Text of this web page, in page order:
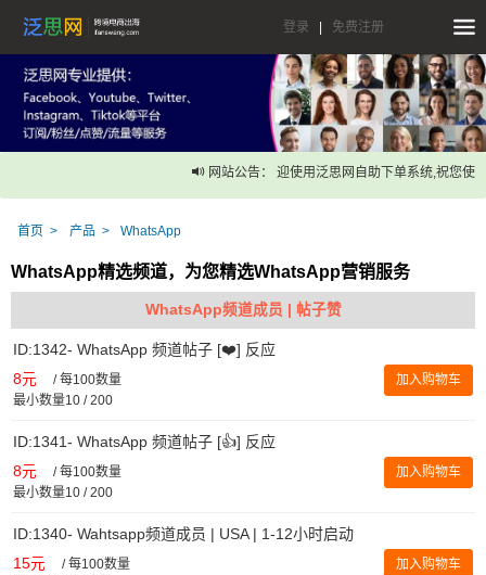
登录 免费注册
网站公告： 迎使用泛思网自助下单系统,祝您使用
首页 产品 WhatsApp
WhatsApp精选频道，为您精选WhatsApp营销服务
WhatsApp频道成员 | 帖子赞
ID:1342- WhatsApp 频道帖子 [❤️] 反应
8元 /每100数量
最小数量10 / 200
加入购物车
ID:1341- WhatsApp 频道帖子 [👍] 反应
8元 /每100数量
最小数量10 / 200
加入购物车
ID:1340- Wahtsapp频道成员 | USA | 1-12小时启动
15元 /每100数量
加入购物车